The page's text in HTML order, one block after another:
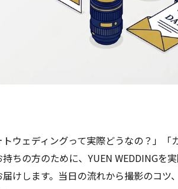
トウェディングって実際どうなの？」
ちの方のために、YUEN WEDDINGを
届けします。当日の流れから撮影のコ